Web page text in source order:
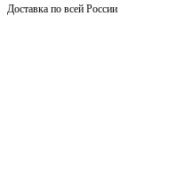
Доставка по всей России